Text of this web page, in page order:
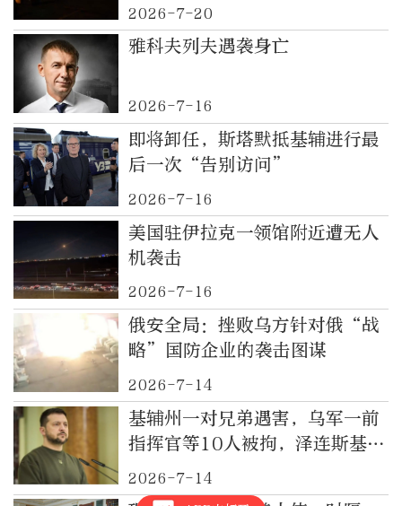
2026-7-20
雅科夫列夫遇袭身亡
2026-7-16
即将卸任，斯塔默抵基辅进行最
后一次“告别访问”
2026-7-16
美国驻伊拉克一领馆附近遭无人
机袭击
2026-7-16
俄安全局：挫败乌方针对俄“战
略”国防企业的袭击图谋
2026-7-14
基辅州一对兄弟遇害，乌军一前
指挥官等10人被拘，泽连斯基发
声
2026-7-14